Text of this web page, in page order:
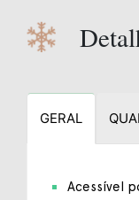
GERAL
Acessível